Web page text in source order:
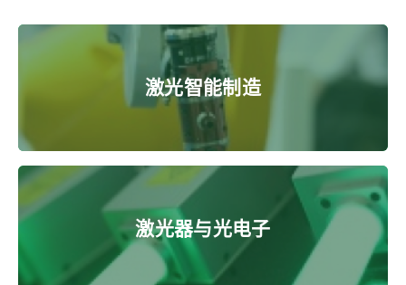
激光智能制造
激光器与光电子